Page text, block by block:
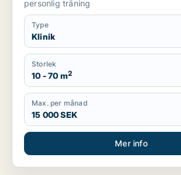
personlig träning
Type
Klinik
Storlek
10 - 70 m2
Max. per månad
15 000 SEK
Mer info